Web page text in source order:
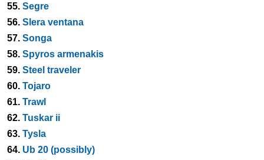
55. Segre
56. Slera ventana
57. Songa
58. Spyros armenakis
59. Steel traveler
60. Tojaro
61. Trawl
62. Tuskar ii
63. Tysla
64. Ub 20 (possibly)